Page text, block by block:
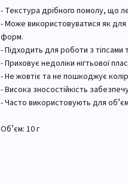
- Текстура дрібного помолу, що
- Може використовуватися як для
форм.
- Підходить для роботи з
- Приховує недоліки нігтьової
- Не жовтіє та не пошкоджує
- Висока зносостійкість
- Часто використовують для
Обʼєм: 10 г